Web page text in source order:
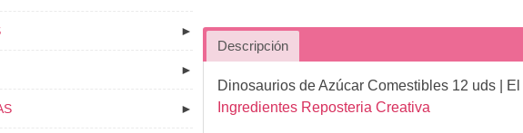
Descripción
Dinosaurios de Azúcar Comestibles 12 uds| El
Ingredientes Reposteria Creativa
►
►
►